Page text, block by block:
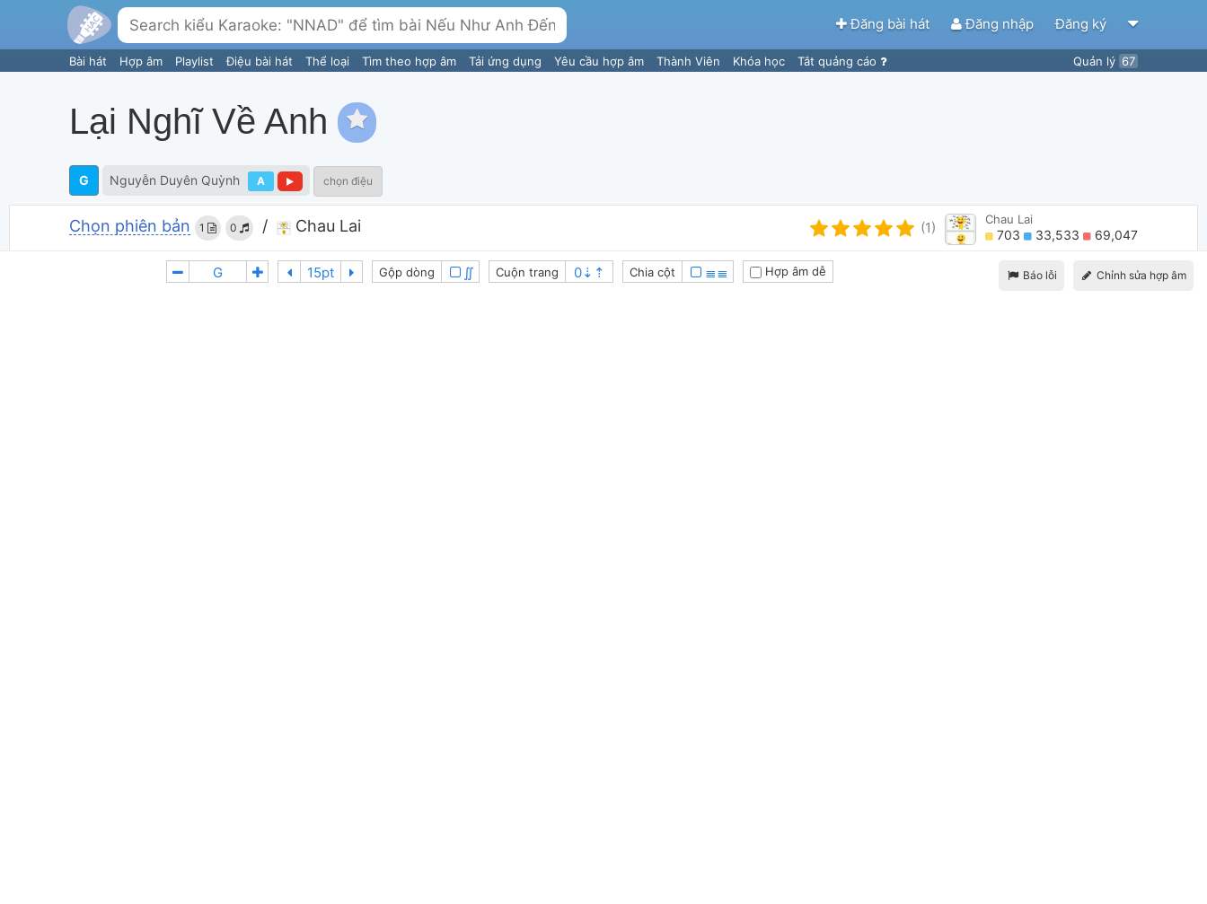
Đăng bài hát Đăng nhập Đăng ký
Bài hát Hợp âm Playlist Điệu bài hát Thể loại Tìm theo hợp âm Tải ứng dụng Yêu cầu hợp âm Thành Viên Khóa học Tắt quảng cáo Quản lý 67
Lại Nghĩ Về Anh
G Nguyễn Duyên Quỳnh A chọn điệu
Chọn phiên bản 1 0 / Chau Lai (1)
Chau Lai
703 33,533 69,047
Báo lỗi Chỉnh sửa hợp âm
Gộp dòng ∬ Cuộn trang Chia cột ≣≣ Hợp âm dễ